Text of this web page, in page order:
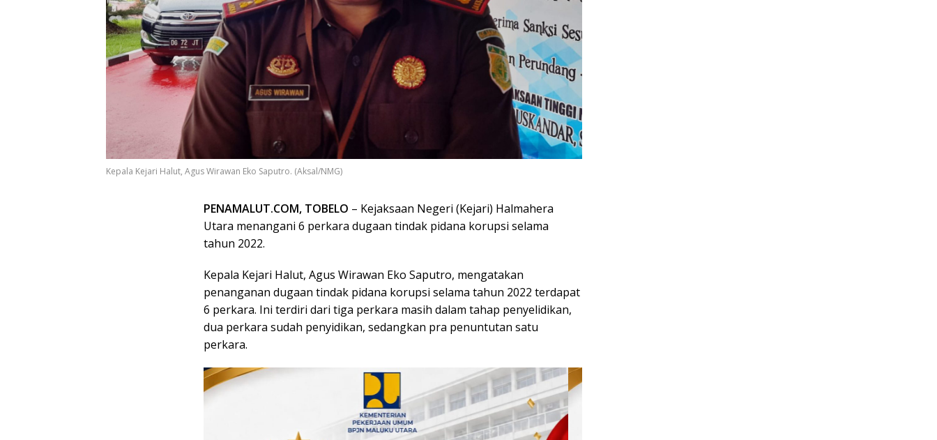
Kepala Kejari Halut, Agus Wirawan Eko Saputro. (Aksal/NMG)
PENAMALUT.COM, TOBELO – Kejaksaan Negeri (Kejari) Halmahera
Utara menangani 6 perkara dugaan tindak pidana korupsi selama
tahun 2022.
Kepala Kejari Halut, Agus Wirawan Eko Saputro, mengatakan
penanganan dugaan tindak pidana korupsi selama tahun 2022 terdapat
6 perkara. Ini terdiri dari tiga perkara masih dalam tahap penyelidikan,
dua perkara sudah penyidikan, sedangkan pra penuntutan satu
perkara.